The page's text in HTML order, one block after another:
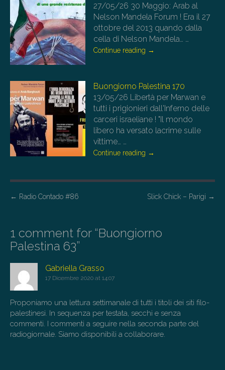
27/05/26 30 Maggio: Arab al
Nelson Mandela Forum ! Era il 27
ottobre del 2013 quando dalla
cella di Nelson Mandela… …
Continue reading →
Buongiorno Palestina 170
13/05/26 Libertà per Marwan e
tutti i prigionieri dall'Inferno delle
carceri israeliane ! "Il mondo
libero ha versato lacrime sulle
vittime… …
Continue reading →
P
s
t
n
v
i
g
a
t
← Radio Contado #86 Slick Chick – Parigi →
1 comment for “Buongiorno
Palestina 63”
Gabriella Grasso
17 Dicembre 2020 at 14:07
Proponiamo una lettura settimanale di tutti i titoli dei siti filo-
palestinesi. In sequenza per testata, secchi e senza
commenti. I commenti a seguire nella seconda parte del
radiogiornale. Siamo disponibili a collaborare.